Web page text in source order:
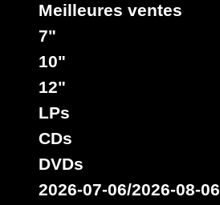
Meilleures ventes
7"
10"
12"
LPs
CDs
DVDs
2026-07-06/2026-08-06